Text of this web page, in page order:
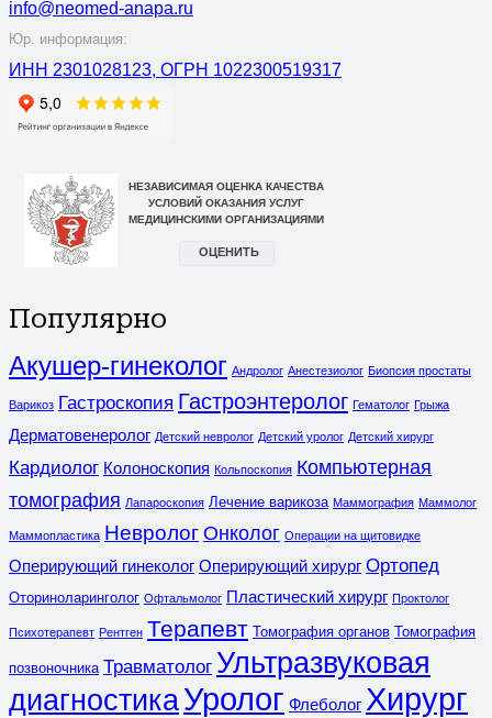
info@neomed-anapa.ru
Юр. информация:
ИНН 2301028123, ОГРН 1022300519317
Популярно
Акушер-гинеколог Андролог Анестезиолог Биопсия простаты
Варикоз Гастроскопия Гастроэнтеролог Гематолог Грыжа
Дерматовенеролог Детский невролог Детский уролог Детский хирург
Кардиолог Колоноскопия Кольпоскопия Компьютерная
томография Лапароскопия Лечение варикоза Маммография Маммолог
Маммопластика Невролог Онколог Операции на щитовидке
Оперирующий гинеколог Оперирующий хирург Ортопед
Оториноларинголог Офтальмолог Пластический хирург Проктолог
Психотерапевт Рентген Терапевт Томография органов Томография
позвоночника Травматолог Ультразвуковая
диагностикаУролог Флеболог Хирург